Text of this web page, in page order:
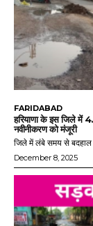
FARIDABAD
हरियाणा के इस जिले में
नवीनीकरण को मंजूरी
जिले में लंबे समय से बदहाल
December 8, 2025